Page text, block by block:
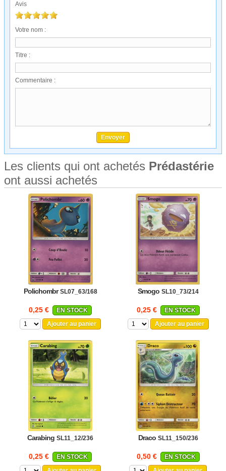
Avis
Votre nom :
Titre :
Commentaire :
Les clients qui ont achetés Prédastérie
ont aussi achetés
Polichombr SL07_63/168
0,25 €
EN STOCK
Ajouter au panier
Smogo SL10_73/214
0,25 €
EN STOCK
Ajouter au panier
Carabing SL11_12/236
0,25 €
EN STOCK
Draco SL11_150/236
0,50 €
EN STOCK